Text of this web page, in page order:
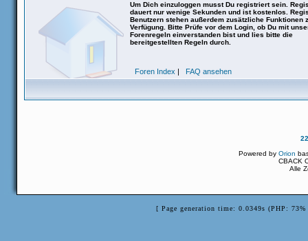
Um Dich einzuloggen musst Du registriert sein.
dauert nur wenige Sekunden und ist kostenlos.
Benutzern stehen außerdem zusätzliche Funktionen
Verfügung. Bitte Prüfe vor dem Login, ob Du mit
Forenregeln einverstanden bist und lies bitte die
bereitgestellten Regeln durch.
Foren Index | FAQ ansehen
Powered byOrion
CBACK
Alle
[ Page generation time: 0.0349s (PHP: